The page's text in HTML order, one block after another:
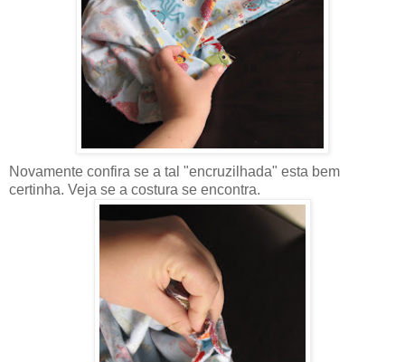
Novamente confira se a tal "encruzilhada" esta bem
certinha. Veja se a costura se encontra.